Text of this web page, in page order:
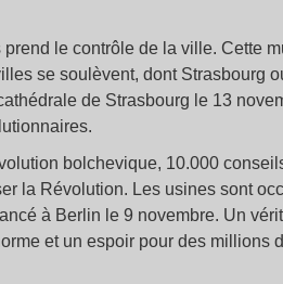
le contrôle de la ville. Cette
se soulèvent, dont Strasbourg
de Strasbourg le 13
bolchevique, 10.000
la Révolution. Les usines sont
à Berlin le 9 novembre. Un
et un espoir pour des millions